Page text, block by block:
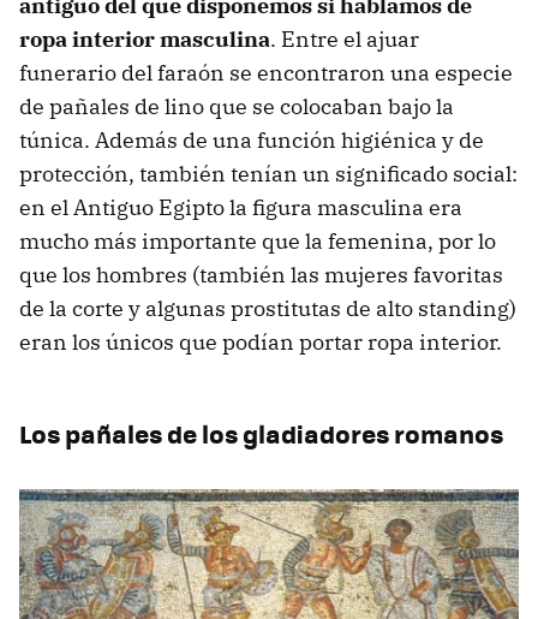
ropa interior masculina. Entre el ajuar
funerario del faraón se encontraron una especie
de pañales de lino que se colocaban bajo la
túnica. Además de una función higiénica y de
protección, también tenían un significado social:
en el Antiguo Egipto la figura masculina era
mucho más importante que la femenina, por lo
que los hombres (también las mujeres favoritas
de la corte y algunas prostitutas de alto standing)
eran los únicos que podían portar ropa interior.
Los pañales de los gladiadores romanos